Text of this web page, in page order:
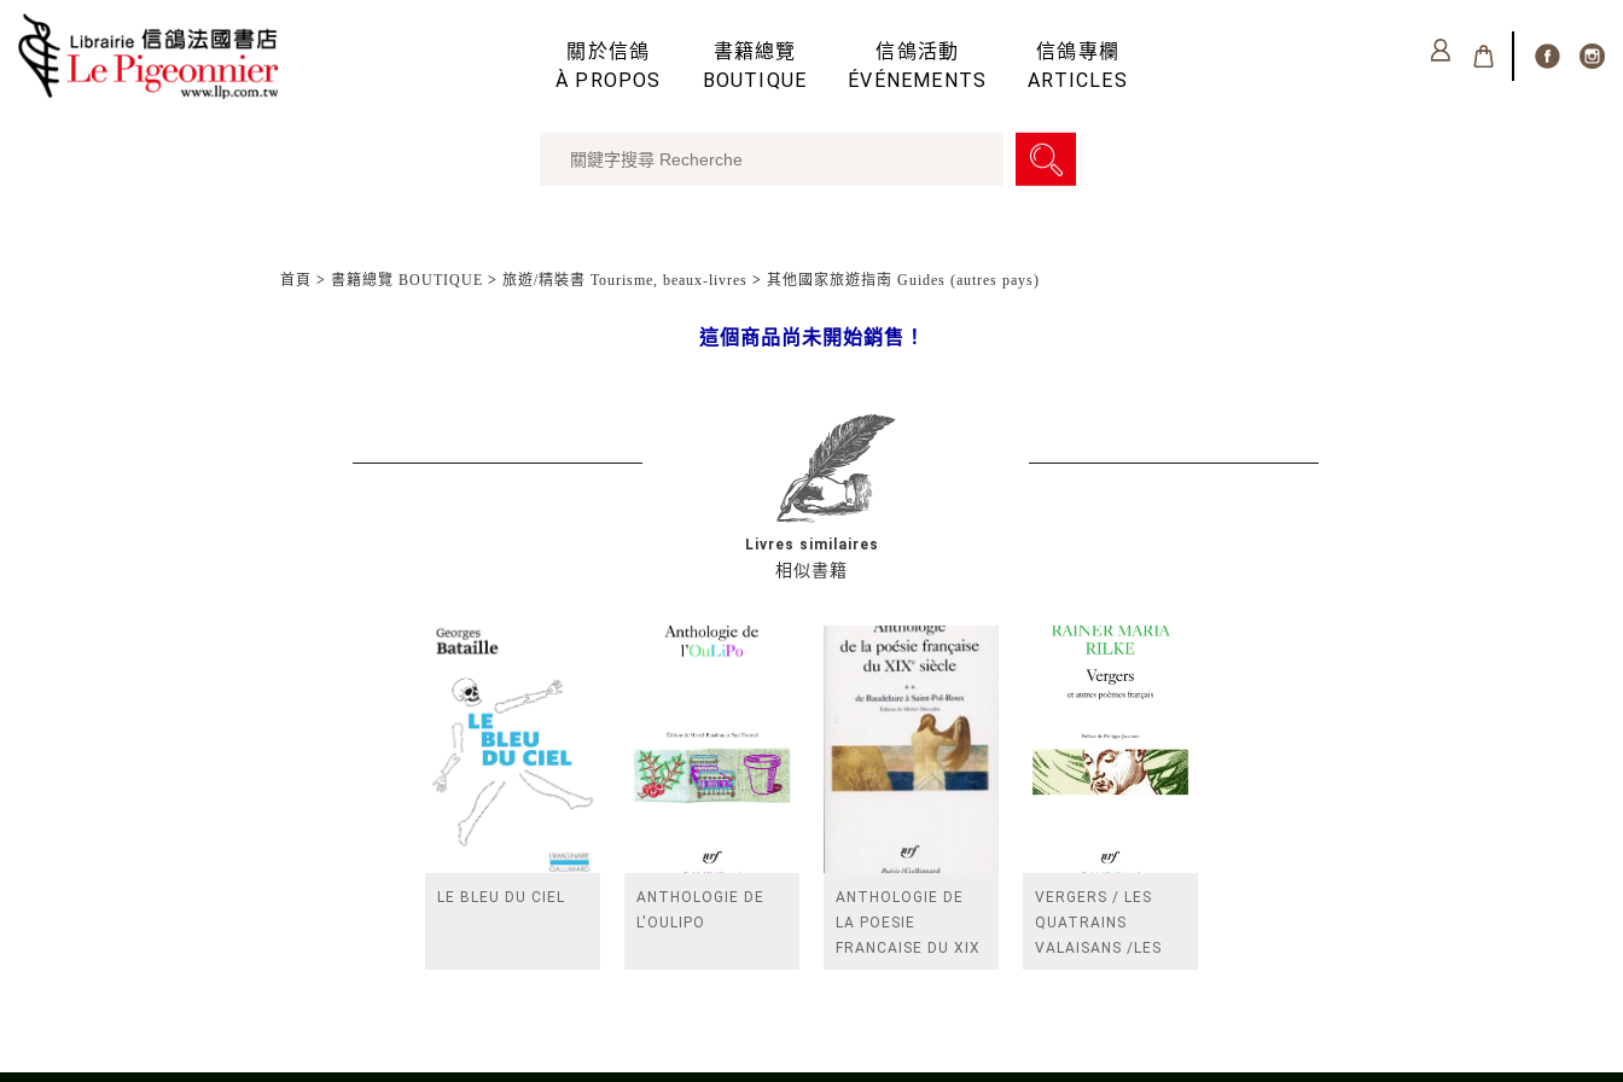
關於信鴿
À PROPOS
書籍總覽
BOUTIQUE
信鴿活動
ÉVÉNEMENTS
信鴿專欄
ARTICLES
首頁 > 書籍總覽 BOUTIQUE > 旅遊/精裝書 Tourisme, beaux-livres > 其他國家旅遊指南 Guides (autres pays)
這個商品尚未開始銷售！
相似書籍
Livres similaires
LE BLEU DU CIEL
ANTHOLOGIE DE
L'OULIPO
ANTHOLOGIE DE
LA POESIE
FRANCAISE DU XIX
VERGERS / LES
QUATRAINS
VALAISANS /LES